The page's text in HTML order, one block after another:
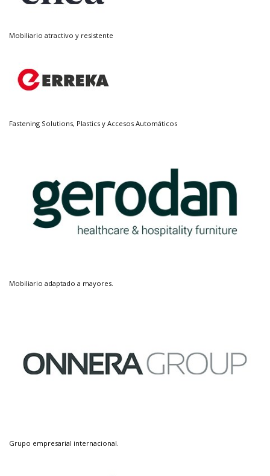
Mobiliario atractivo y resistente
Fastening Solutions, Plastics y Accesos Automáticos
Mobiliario adaptado a mayores.
Grupo empresarial internacional.